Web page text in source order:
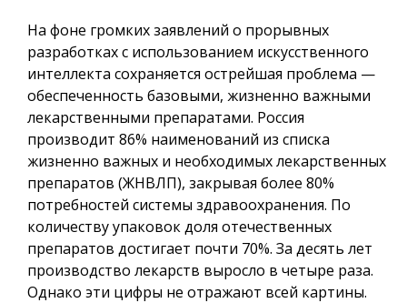
На фоне громких заявлений о прорывных
разработках с использованием искусственного
интеллекта сохраняется острейшая проблема —
обеспеченность базовыми, жизненно важными
лекарственными препаратами. Россия
производит 86% наименований из списка
жизненно важных и необходимых лекарственных
препаратов (ЖНВЛП), закрывая более 80%
потребностей системы здравоохранения. По
количеству упаковок доля отечественных
препаратов достигает почти 70%. За десять лет
производство лекарств выросло в четыре раза.
Однако эти цифры не отражают всей картины.